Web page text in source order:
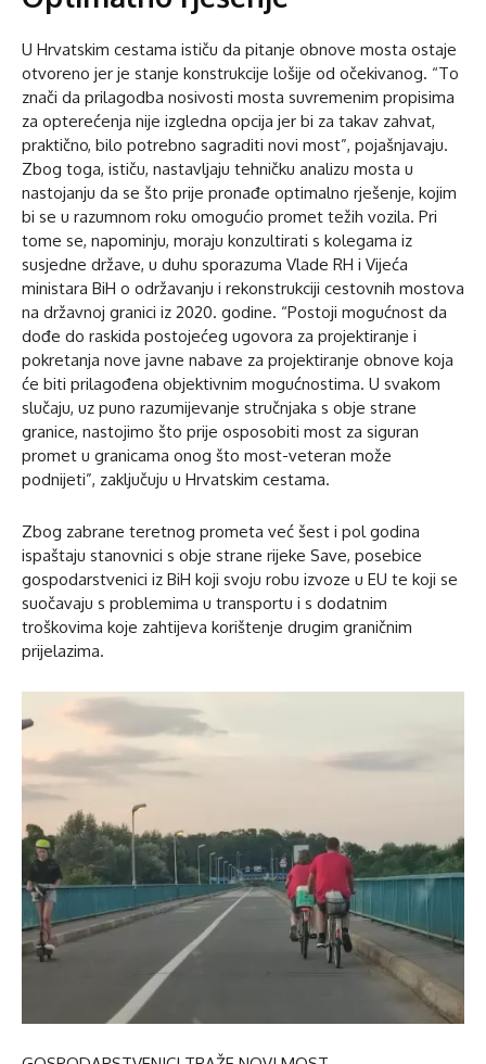
U Hrvatskim cestama ističu da pitanje obnove mosta ostaje
otvoreno jer je stanje konstrukcije lošije od očekivanog. “To
znači da prilagodba nosivosti mosta suvremenim propisima
za opterećenja nije izgledna opcija jer bi za takav zahvat,
praktično, bilo potrebno sagraditi novi most”, pojašnjavaju.
Zbog toga, ističu, nastavljaju tehničku analizu mosta u
nastojanju da se što prije pronađe optimalno rješenje, kojim
bi se u razumnom roku omogućio promet težih vozila. Pri
tome se, napominju, moraju konzultirati s kolegama iz
susjedne države, u duhu sporazuma Vlade RH i Vijeća
ministara BiH o održavanju i rekonstrukciji cestovnih mostova
na državnoj granici iz 2020. godine. “Postoji mogućnost da
dođe do raskida postojećeg ugovora za projektiranje i
pokretanja nove javne nabave za projektiranje obnove koja
će biti prilagođena objektivnim mogućnostima. U svakom
slučaju, uz puno razumijevanje stručnjaka s obje strane
granice, nastojimo što prije osposobiti most za siguran
promet u granicama onog što most-veteran može
podnijeti”, zaključuju u Hrvatskim cestama.
Zbog zabrane teretnog prometa već šest i pol godina
ispaštaju stanovnici s obje strane rijeke Save, posebice
gospodarstvenici iz BiH koji svoju robu izvoze u EU te koji se
suočavaju s problemima u transportu i s dodatnim
troškovima koje zahtijeva korištenje drugim graničnim
prijelazima.